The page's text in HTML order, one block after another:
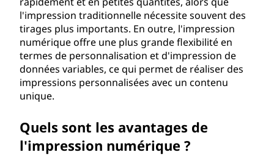
l'impression traditionnelle nécessite souvent des
tirages plus importants. En outre, l'impression
numérique offre une plus grande flexibilité en
termes de personnalisation et d'impression de
données variables, ce qui permet de réaliser des
impressions personnalisées avec un contenu
unique.
Quels sont les avantages de
l'impression numérique ?